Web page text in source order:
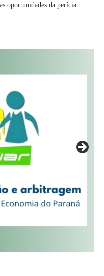
oportunidades da perícia